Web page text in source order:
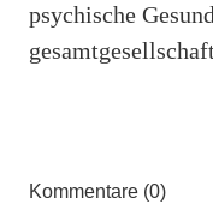
psychische
Kommentare (0)